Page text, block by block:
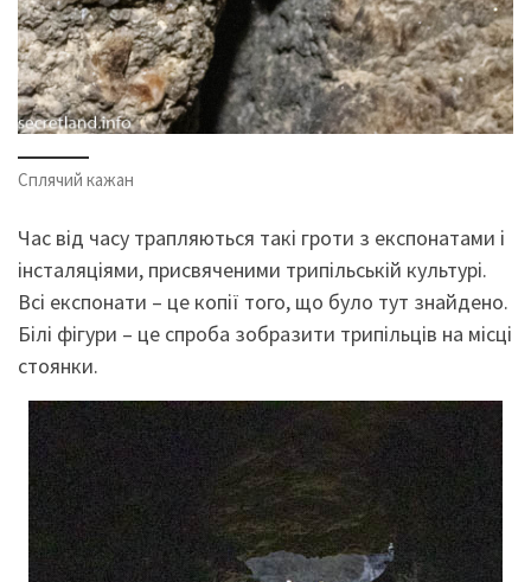
Сплячий кажан
Час від часу трапляються такі гроти з експонатами і
інсталяціями, присвяченими трипільській культурі.
Всі експонати – це копії того, що було тут знайдено.
Білі фігури – це спроба зобразити трипільців на місці
стоянки.